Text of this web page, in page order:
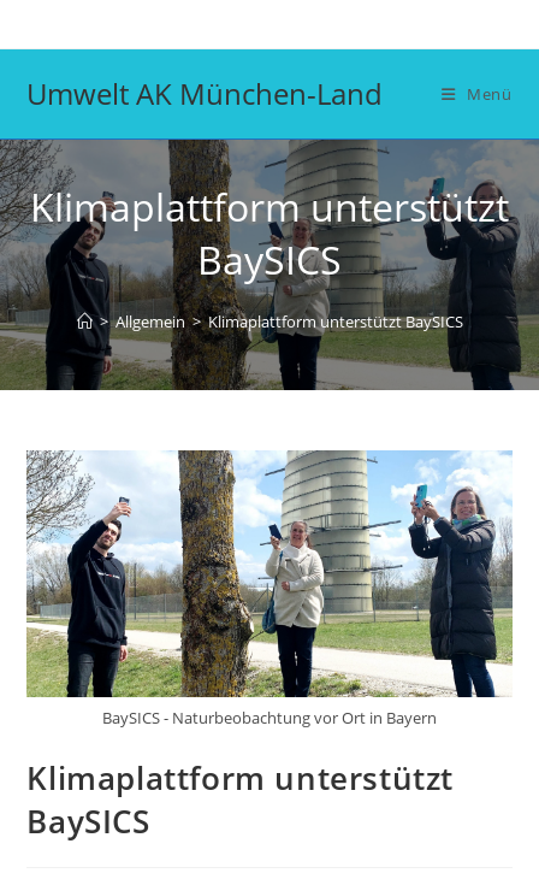
Inhalt
Umwelt AK München-Land Menü
Klimaplattform unterstützt
BaySICS
> Allgemein > Klimaplattform unterstützt BaySICS
BaySICS - Naturbeobachtung vor Ort in Bayern
Klimaplattform unterstützt
BaySICS